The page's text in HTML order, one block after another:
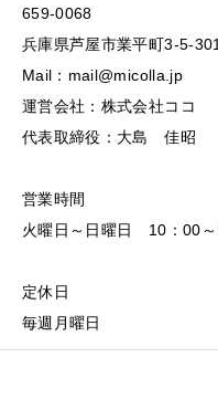
659-0068
兵庫県芦屋市業平町3-5-
Mail：mail@micolla.jp
運営会社：株式会社ココ
代表取締役：大島 佳昭
営業時間
火曜日～日曜日 10：00
定休日
毎週月曜日